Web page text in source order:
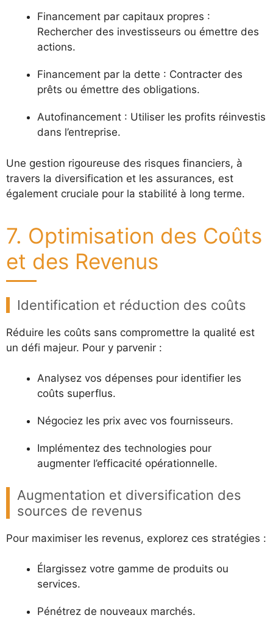
Financement par capitaux propres :
Rechercher des investisseurs ou émettre des
actions.
Financement par la dette : Contracter des
prêts ou émettre des obligations.
Autofinancement : Utiliser les profits réinvestis
dans l’entreprise.
Une gestion rigoureuse des risques financiers, à
travers la diversification et les assurances, est
également cruciale pour la stabilité à long terme.
7. Optimisation des Coûts
et des Revenus
Identification et réduction des coûts
Réduire les coûts sans compromettre la qualité est
un défi majeur. Pour y parvenir :
Analysez vos dépenses pour identifier les
coûts superflus.
Négociez les prix avec vos fournisseurs.
Implémentez des technologies pour
augmenter l’efficacité opérationnelle.
Augmentation et diversification des
sources de revenus
Pour maximiser les revenus, explorez ces stratégies :
Élargissez votre gamme de produits ou
services.
Pénétrez de nouveaux marchés.